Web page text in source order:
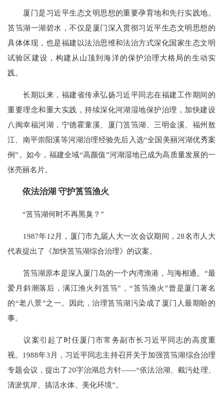
厦门是习近平生态文明思想的重要孕育地和先行实践地。
筼筜湖一湖碧水，不仅是厦门深入贯彻习近平生态文明思想的
具体体现，也是福建以法治思维和法治方式深化国家生态文明
试验区建设，构建从山顶到海洋的保护治理大格局的生动实
践。
长期以来，福建省传承弘扬习近平同志在福建工作期间的
重要理念和重大实践，持续深化河湖湿地保护治理，加快建设
八闽幸福河湖，宁德霍童溪、厦门筼筜湖、三明金溪、福州敖
江、南平崇阳溪等河湖治理经验先后入选“全国美丽河湖优秀案
例”。如今，福建全域“高颜值”河湖湿地已成为高质量发展的一
张亮丽名片。
依法治湖 守护筼筜渔火
“筼筜湖何时不再黑臭？”
1987年12月，厦门市九届人大一次会议期间，28名市人大
代表提出了《加快筼筜湖综合治理》的议案。
筼筜湖原本是深入厦门岛的一个内湾渔港，与海相通。“最
爱月斜潮落后，满江渔火列筼筜”，“筼筜渔火”曾是厦门著名
的“老八景”之一。因此，治理筼筜湖污染成了厦门人最期盼的
事。
议案引起了时任厦门市常务副市长习近平同志的高度重
视。1988年3月，习近平同志主持召开关于加强筼筜湖综合治理
专题会议，提出了20字治湖总方针——“依法治湖、截污处理、
清淤筑岸、搞活水体、美化环境”。